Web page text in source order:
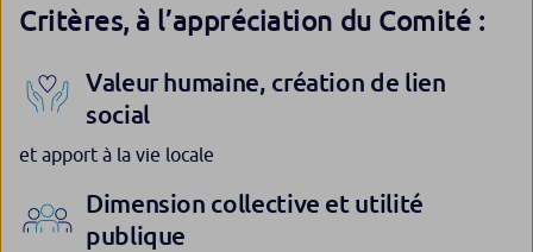
Critères, à l’appréciation du Comité :
Valeur humaine, création de lien
social
et apport à la vie locale
Dimension collective et utilité
publique